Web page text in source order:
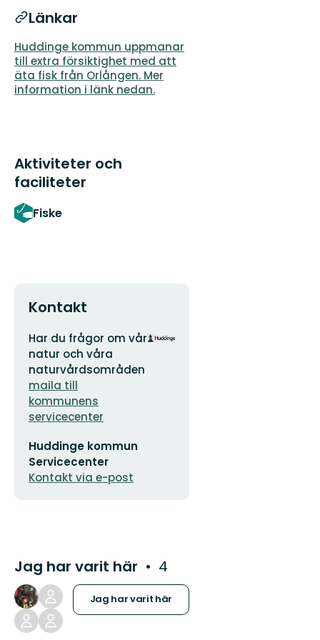
Länkar
Huddinge kommun uppmanar
till extra försiktighet med att
äta fisk från Orlången. Mer
information i länk nedan.
Aktiviteter och
faciliteter
Fiske
Kontakt
Adress
Har du frågor om vår
natur och våra
naturvårdsområden
maila till
kommunens
servicecenter
postadress
Huddinge kommun
Servicecenter
Kontakt via e-post
Organisationens
Jag har varit här 4
Jag har varit här